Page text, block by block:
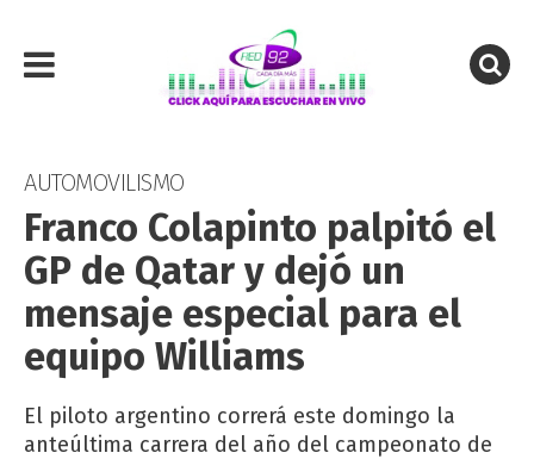
AUTOMOVILISMO
Franco Colapinto palpitó el
GP de Qatar y dejó un
mensaje especial para el
equipo Williams
El piloto argentino correrá este domingo la
anteúltima carrera del año del campeonato de